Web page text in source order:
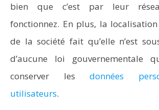
bien que c’est par leur
fonctionnez. En plus, la
de la société fait qu’elle n’est
d’aucune loi gouvernementale
conserver les données
utilisateurs.